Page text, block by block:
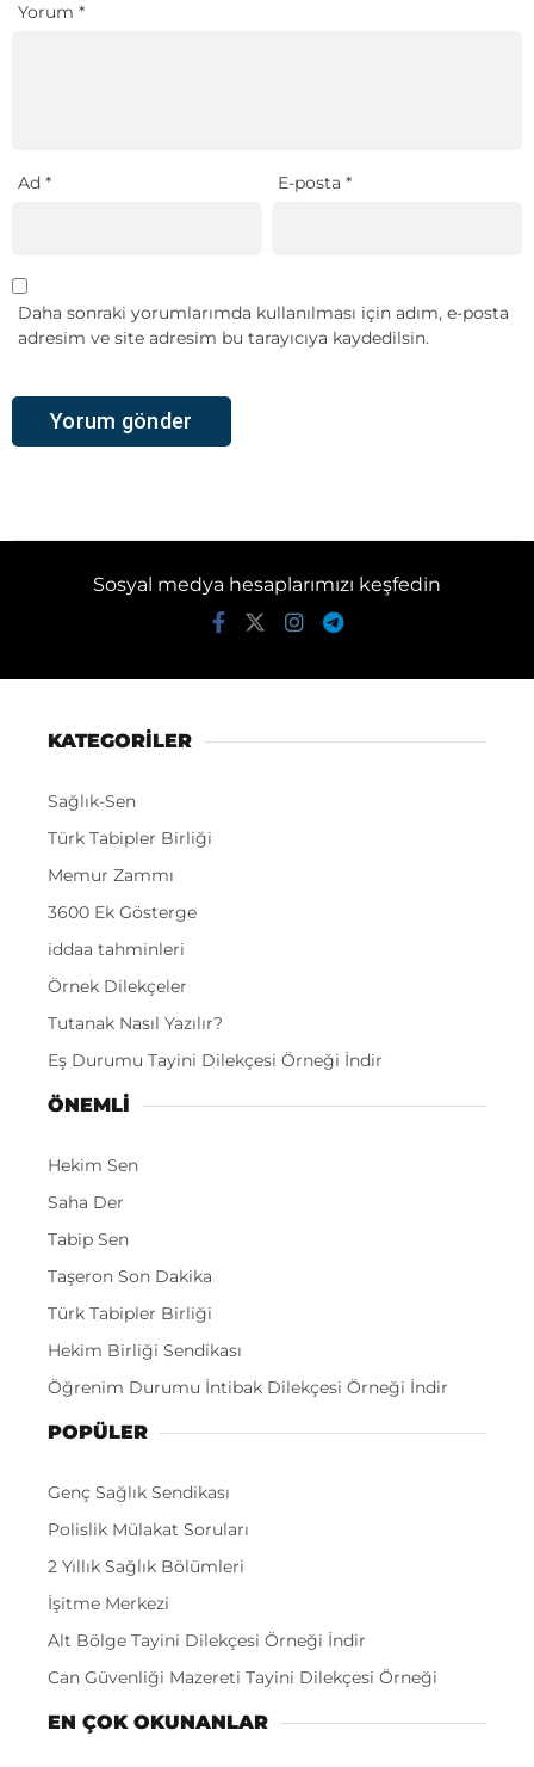
Yorum *
Ad * E-posta*
Daha sonraki yorumlarımda kullanılması için adım, e-posta
adresim ve site adresim bu tarayıcıya kaydedilsin.
Sosyal medya hesaplarımızı keşfedin
KATEGORİLER
Sağlık-Sen
Türk Tabipler Birliği
Memur Zammı
3600 Ek Gösterge
iddaa tahminleri
Örnek Dilekçeler
Tutanak Nasıl Yazılır?
Eş Durumu Tayini Dilekçesi Örneği İndir
ÖNEMLI
Hekim Sen
Saha Der
Tabip Sen
Taşeron Son Dakika
Türk Tabipler Birliği
Hekim Birliği Sendikası
Öğrenim Durumu İntibak Dilekçesi Örneği İndir
POPÜLER
Genç Sağlık Sendikası
Polislik Mülakat Soruları
2 Yıllık Sağlık Bölümleri
İşitme Merkezi
Alt Bölge Tayini Dilekçesi Örneği İndir
Can Güvenliği Mazereti Tayini Dilekçesi Örneği
EN ÇOK OKUNANLAR